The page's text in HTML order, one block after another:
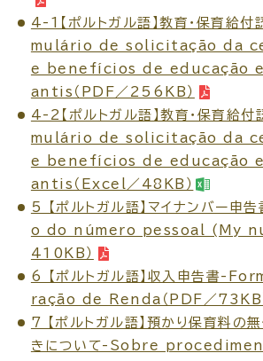
入園・入学 結婚
引っ越し 就職
高齢者・介護 病気
4-1【ポルトガル語】教育・保育給
mulário de solicitação da
e benefícios de educação
antis（PDF／256KB）
4-2【ポルトガル語】教育・保育給
mulário de solicitação da
e benefícios de educação
antis（Excel／48KB）
5 【ポルトガル語】マイナンバー
o do número pessoal (My
410KB）
6 【ポルトガル語】収入申告書-
ração de Renda（PDF／73KB
7 【ポルトガル語】預かり保育料の
きについて-Sobre